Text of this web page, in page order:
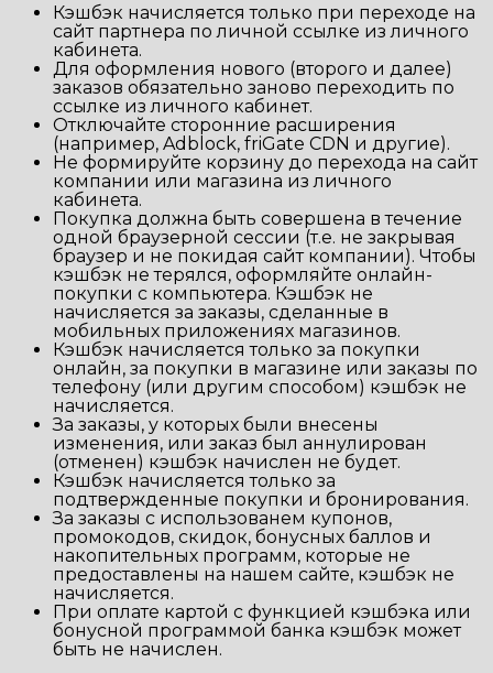
Кэшбэк начисляется только при переходе на
сайт партнера по личной ссылке из личного
кабинета.
Для оформления нового (второго и далее)
заказов обязательно заново переходить по
ссылке из личного кабинет.
Отключайте сторонние расширения
(например, Adblock, friGate CDN и другие).
Не формируйте корзину до перехода на сайт
компании или магазина из личного
кабинета.
Покупка должна быть совершена в течение
одной браузерной сессии (т.е. не закрывая
браузер и не покидая сайт компании). Чтобы
кэшбэк не терялся, оформляйте онлайн-
покупки с компьютера. Кэшбэк не
начисляется за заказы, сделанные в
мобильных приложениях магазинов.
Кэшбэк начисляется только за покупки
онлайн, за покупки в магазине или заказы по
телефону (или другим способом) кэшбэк не
начисляется.
За заказы, у которых были внесены
изменения, или заказ был аннулирован
(отменен) кэшбэк начислен не будет.
Кэшбэк начисляется только за
подтвержденные покупки и бронирования.
За заказы с использованем купонов,
промокодов, скидок, бонусных баллов и
накопительных программ, которые не
предоставлены на нашем сайте, кэшбэк не
начисляется.
При оплате картой с функцией кэшбэка или
бонусной программой банка кэшбэк может
быть не начислен.